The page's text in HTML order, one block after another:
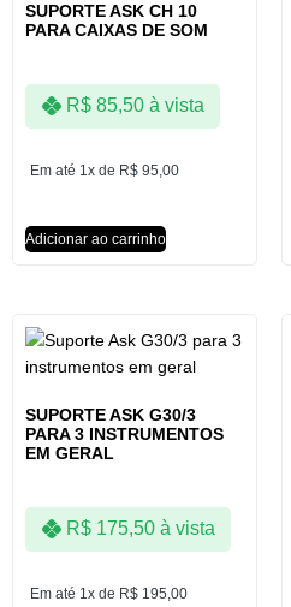
SUPORTE ASK CH 10
PARA CAIXAS DE SOM
Em até 1x de R$ 95,00
R$85,50 à vista
Adicionar ao carrinho
SUPORTE ASK G30/3
PARA 3 INSTRUMENTOS
EM GERAL
Em até 1x de R$ 195,00
R$175,50 à vista